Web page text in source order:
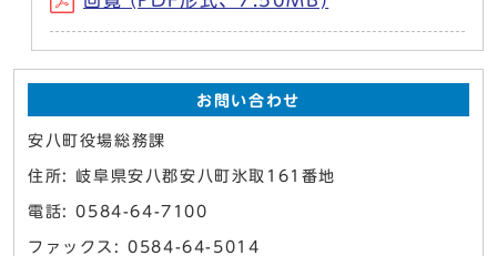
お問い合わせ
安八町役場総務課
住所: 岐阜県安八郡安八町氷取161番地
電話: 0584-64-7100
ファックス: 0584-64-5014